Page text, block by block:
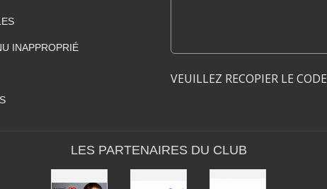
INAPPROPRIÉ
VEUILLEZ RECOPIER LE CODE
LES PARTENAIRES DU CLUB